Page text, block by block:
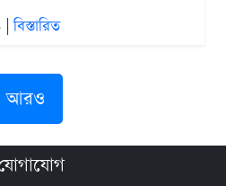
|বিস্তারিত
আরও